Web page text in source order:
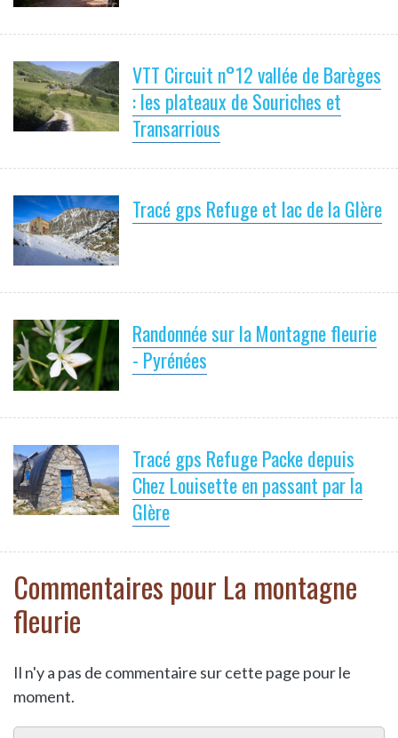
VTT Circuit n°12 vallée de Barèges
: les plateaux de Souriches et
Transarrious
Tracé gps Refuge et lac de la Glère
Randonnée sur la Montagne fleurie
- Pyrénées
Tracé gps Refuge Packe depuis
Chez Louisette en passant par la
Glère
Commentaires pour La montagne
fleurie
Il n'y a pas de commentaire sur cette page pour le
moment.